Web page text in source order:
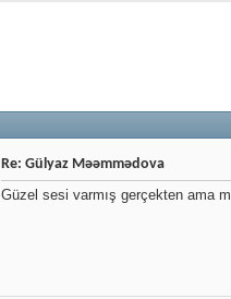
Re: Gülyaz Məəmmədova
Güzel sesi varmış gerçekten ama